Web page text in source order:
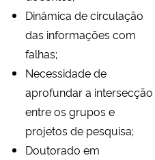
Dinâmica de circulação
das informações com
falhas;
Necessidade de
aprofundar a intersecção
entre os grupos e
projetos de pesquisa;
Doutorado em